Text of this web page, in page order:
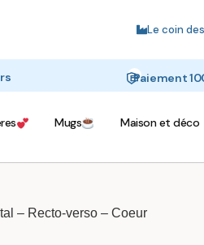
Le coin
Paiement
Mugs Maison et déco
– Recto-verso – Coeur